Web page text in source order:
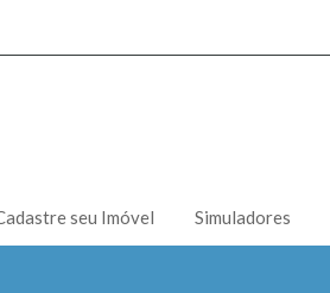
seu Imóvel Simuladores